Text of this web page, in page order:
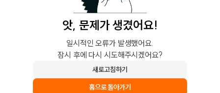
앗, 문제가 생겼어요!
일시적인 오류가 발생했어요.
잠시 후에 다시 시도해주시겠어요?
새로고침하기
홈으로 돌아가기